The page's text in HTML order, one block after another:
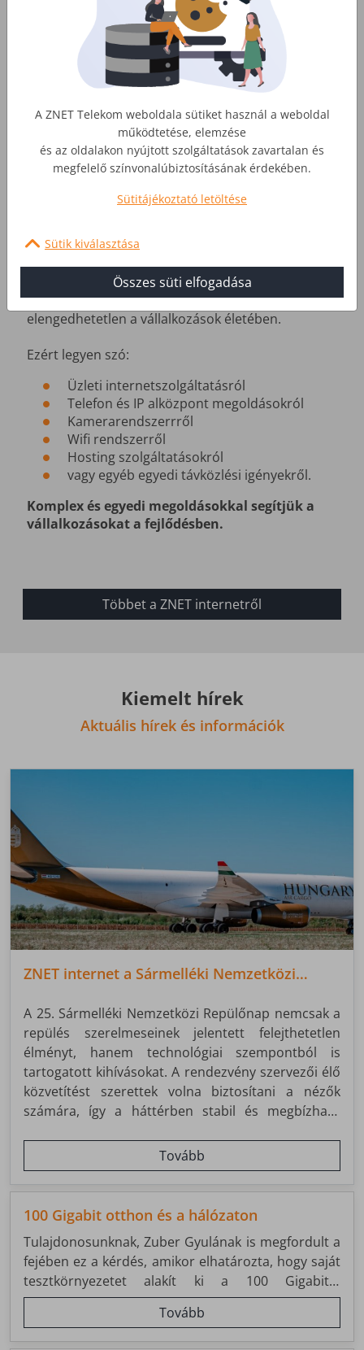
Megbízható internet
A sikeres vállalkozások mögött stabil partnerek
Tudjuk, a megbízható távközlés már
elengedhetetlen a vállalkozások életében.
Ezért legyen szó:
Üzleti internetszolgáltatásról
Telefon és IP alközpont megoldásokról
Kamerarendszerrről
Wifi rendszerről
Hosting szolgáltatásokról
vagy egyéb egyedi távközlési igényekről.
Komplex és egyedi megoldásokkal segítjük a
vállalkozásokat a fejlődésben.
Többet a ZNET internetről
Kiemelt hírek
Aktuális hírek és információk
ZNET internet a Sármelléki Nemzetközi
A 25. Sármelléki Nemzetközi Repülőnap nemcsak a
repülés szerelmeseinek jelentett felejthetetlen
élményt, hanem technológiai szempontból is
tartogatott kihívásokat. A rendezvény szervezői élő
közvetítést szerettek volna biztosítani a nézők
számára, így a háttérben stabil és megbízható
Tovább
100 Gigabit otthon és a hálózaton
Tulajdonosunknak, Zuber Gyulának is megfordult a
fejében ez a kérdés, amikor elhatározta, hogy saját
tesztkörnyezetet alakít ki a 100 Gigabit/s
kapcsolatok kipróbálására. Számára a távközlés
nemcsak munka, hanem hobbi is – ezért
személyesen szereti tesztelni a ZNET hálózatába
Tovább
A ZNET Telekom weboldala sütiket használ a weboldal
működtetése, elemzése
és az oldalakon nyújtott szolgáltatások zavartalan és
megfelelő színvonalúbiztosításának érdekében.
Sütitájékoztató letöltése
Sütik kiválasztása
Összes süti elfogadása